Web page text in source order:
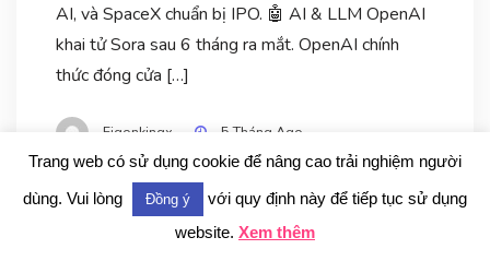
AI, và SpaceX chuẩn bị IPO. 🤖 AI & LLM OpenAI
khai tử Sora sau 6 tháng ra mắt. OpenAI chính
thức đóng cửa […]
Figonkingx 5 Tháng Ago
Trang web có sử dụng cookie để nâng cao trải nghiệm người
dùng. Vui lòng
Đồng ý
với quy định này để tiếp tục sử dụng
website. Xem thêm